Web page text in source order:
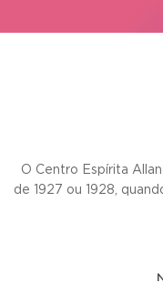
O Centro Espírita
de 1927 ou 1928,